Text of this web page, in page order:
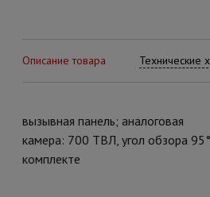
Описание товара Технические
вызывная панель; аналоговая
камера: 700 ТВЛ, угол обзора
комплекте